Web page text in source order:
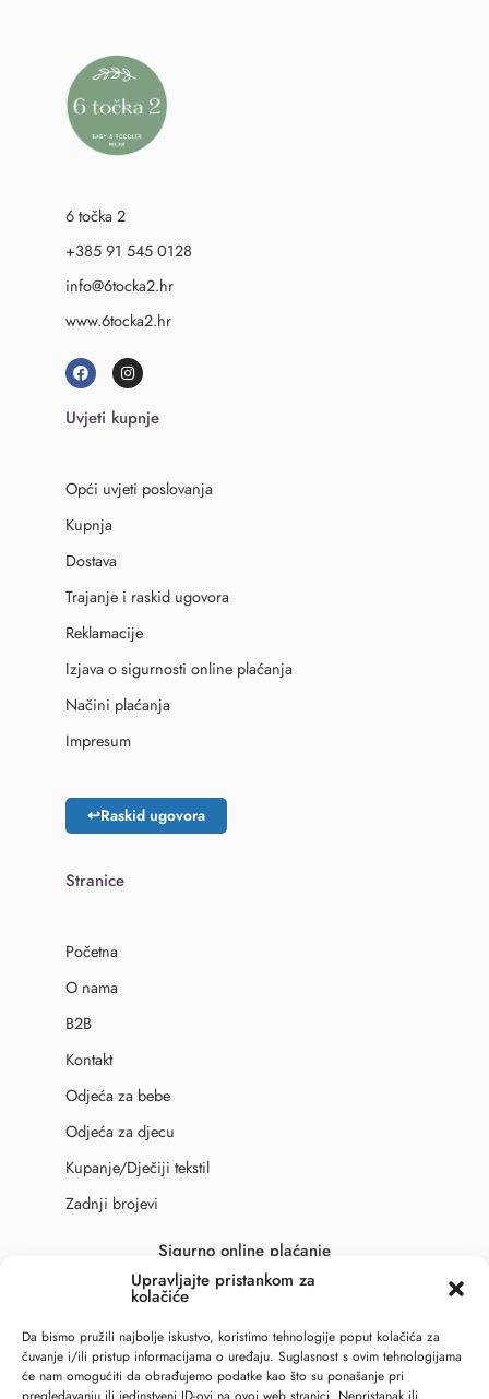
Upravljajte pristankom za
kolačiće
Da bismo pružili najbolje iskustvo, koristimo tehnologije poput kolačića za
čuvanje i/ili pristup informacijama o uređaju. Suglasnost s ovim tehnologijama
će nam omogućiti da obrađujemo podatke kao što su ponašanje pri
6 točka 2
+385 91 545 0128
info@6tocka2.hr
www.6tocka2.hr
Uvjeti kupnje
Opći uvjeti poslovanja
Kupnja
Dostava
Trajanje i raskid ugovora
Reklamacije
Izjava o sigurnosti online plaćanja
Načini plaćanja
Impresum
↩Raskid ugovora
Stranice
Početna
O nama
B2B
Kontakt
Odjeća za bebe
Odjeća za djecu
Kupanje/Dječiji tekstil
Zadnji brojevi
Sigurno online plaćanje